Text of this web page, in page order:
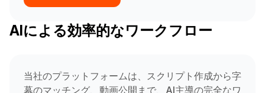
AIによる効率的なワークフロー
当社のプラットフォームは、スクリプト作成から字
幕のマッチング、動画公開まで、AI主導の完全なワ